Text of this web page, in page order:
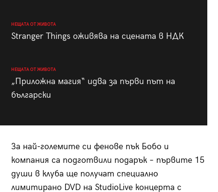
НЕЩАТА ОТ ЖИВОТА
Stranger Things оживява на сцената в НДК
НЕЩАТА ОТ ЖИВОТА
„Приложна магия“ идва за първи път на
български
За най-големите си фенове пък Бобо и
компания са подготвили подарък – първите 15
души в клуба ще получат специално
лимитирано DVD на StudioLive концерта с